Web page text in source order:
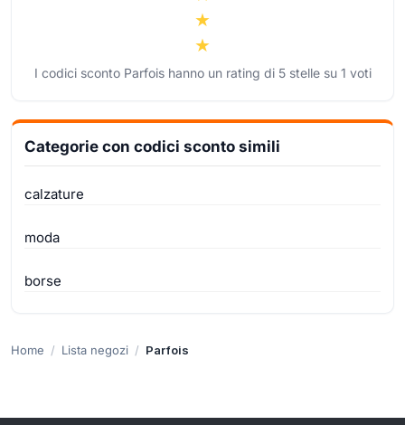
I codici sconto Parfois hanno un rating di 5stelle su 1 voti
Categorie con codici sconto simili
calzature
moda
borse
Home Lista negozi Parfois